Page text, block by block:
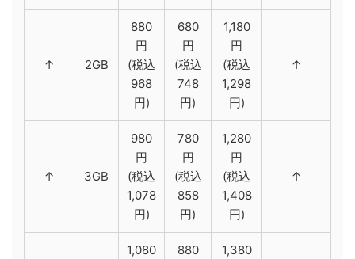
↑ 2GB
880
円
(税込
968
円)
680
円
(税込
748
円)
1,180
円
(税込
1,298
円)
↑
↑ 3GB
980
円
(税込
1,078
円)
780
円
(税込
858
円)
1,280
円
(税込
1,408
円)
↑
1,080
880
1,380